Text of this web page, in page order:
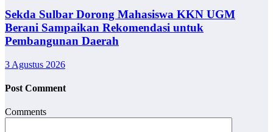
Sekda Sulbar Dorong Mahasiswa KKN UGM
Berani Sampaikan Rekomendasi untuk
Pembangunan Daerah
3 Agustus 2026
Post Comment
Comments